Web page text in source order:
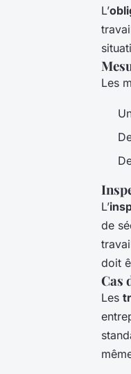
L’
Les
L’
de
doit
Cas
Les